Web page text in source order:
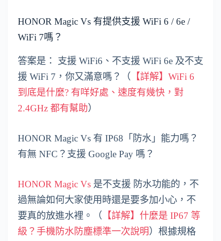
HONOR Magic Vs 有提供支援 WiFi 6 / 6e /
WiFi 7嗎？
答案是： 支援 WiFi6、不支援 WiFi 6e 及不支
援 WiFi 7，你又滿意嗎？（ 【詳解】WiFi 6
到底是什麼? 有咩好處、速度有幾快，對
2.4GHz 都有幫助）
HONOR Magic Vs 有 IP68「防水」能力嗎？
有無 NFC？支援 Google Pay 嗎？
HONOR Magic Vs 是不支援 防水功能的，不
過無論如何大家使用時還是要多加小心，不
要真的放進水裡。（ 【詳解】什麼是 IP67 等
級？手機防水防塵標準一次說明）根據規格